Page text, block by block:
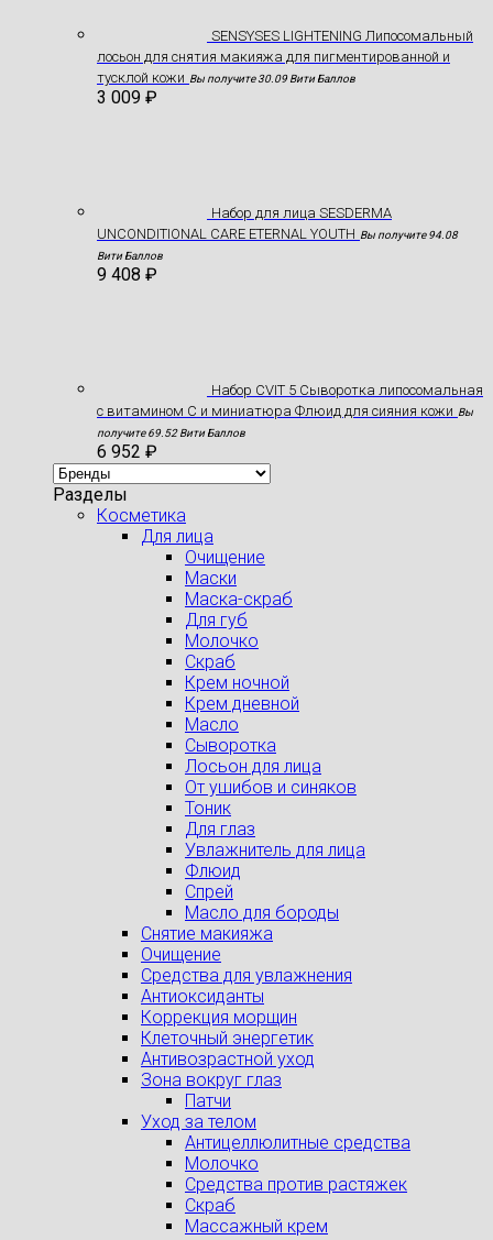
SENSYSES LIGHTENING Липосомальный
лосьон для снятия макияжа для пигментированной и
тусклой кожи Вы получите 30.09 Вити Баллов
3 009 ₽
Hабор для лица SESDERMA
UNCONDITIONAL CARE ETERNAL YOUTH Вы получите 94.08
Вити Баллов
9 408 ₽
Набор CVIT 5 Сыворотка липосомальная
с витамином С и миниатюра Флюид для сияния кожи Вы
получите 69.52 Вити Баллов
6 952 ₽
Разделы
Косметика
Для лица
Очищение
Маски
Маска-скраб
Для губ
Молочко
Скраб
Крем ночной
Крем дневной
Масло
Сыворотка
Лосьон для лица
От ушибов и синяков
Тоник
Для глаз
Увлажнитель для лица
Флюид
Спрей
Масло для бороды
Снятие макияжа
Очищение
Средства для увлажнения
Антиоксиданты
Коррекция морщин
Клеточный энергетик
Антивозрастной уход
Зона вокруг глаз
Патчи
Уход за телом
Антицеллюлитные средства
Молочко
Средства против растяжек
Скраб
Массажный крем